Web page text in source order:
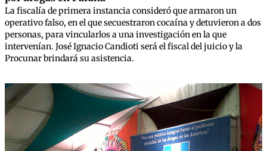
La fiscalía de primera instancia consideró que armaron un
operativo falso, en el que secuestraron cocaína y detuvieron a dos
personas, para vincularlos a una investigación en la que
intervenían. José Ignacio Candioti será el fiscal del juicio y la
Procunar brindará su asistencia.